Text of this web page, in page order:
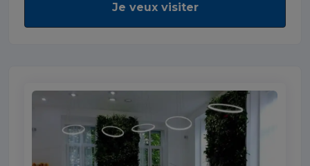
Je veux visiter